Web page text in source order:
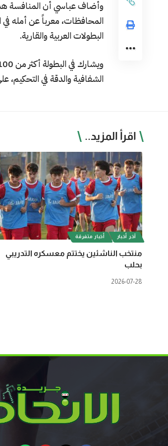
وأضاف عباسي أن المنافسة
المحافظات، معرباً عن أمله
البطولات العربية والقارية.
الشفافية والدقة في التحكيم، على أن تُختتم المنافسات
اقرأ المزيد..
آخر أخبار أخبار متفرقة
منتخب الناشئين يختتم معسكره التدريبي
بحلب
2026-07-28